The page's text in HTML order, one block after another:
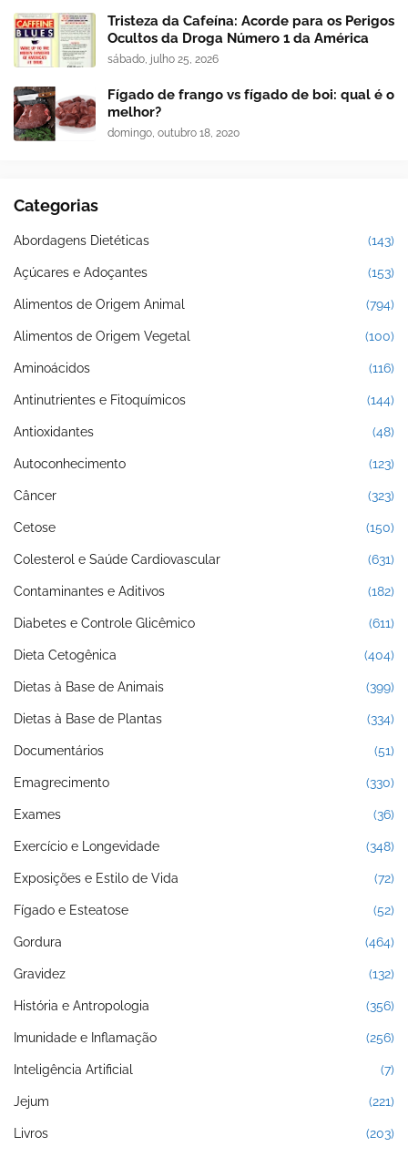
Tristeza da Cafeína: Acorde para os Perigos
Ocultos da Droga Número 1 da América
sábado, julho 25, 2026
Fígado de frango vs fígado de boi: qual é o
melhor?
domingo, outubro 18, 2020
Categorias
Abordagens Dietéticas (143)
Açúcares e Adoçantes (153)
Alimentos de Origem Animal (794)
Alimentos de Origem Vegetal (100)
Aminoácidos (116)
Antinutrientes e Fitoquímicos (144)
Antioxidantes (48)
Autoconhecimento (123)
Câncer (323)
Cetose (150)
Colesterol e Saúde Cardiovascular (631)
Contaminantes e Aditivos (182)
Diabetes e Controle Glicêmico (611)
Dieta Cetogênica (404)
Dietas à Base de Animais (399)
Dietas à Base de Plantas (334)
Documentários (51)
Emagrecimento (330)
Exames (36)
Exercício e Longevidade (348)
Exposições e Estilo de Vida (72)
Fígado e Esteatose (52)
Gordura (464)
Gravidez (132)
História e Antropologia (356)
Imunidade e Inflamação (256)
Inteligência Artificial (7)
Jejum (221)
Livros (203)